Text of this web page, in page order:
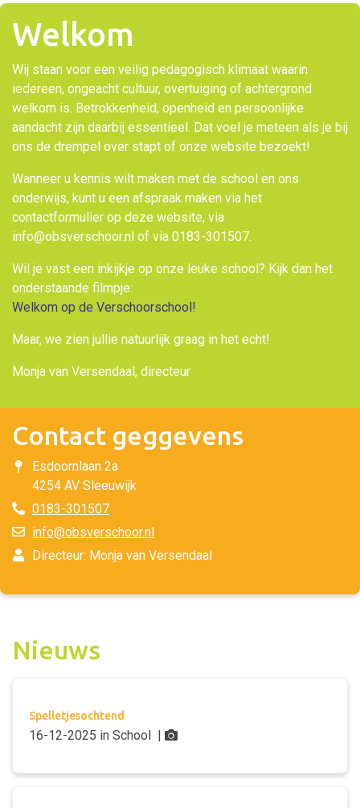
Welkom
Wij staan voor een veilig pedagogisch klimaat waarin
iedereen, ongeacht cultuur, overtuiging of achtergrond
welkom is. Betrokkenheid, openheid en persoonlijke
aandacht zijn daarbij essentieel. Dat voel je meteen als je bij
ons de drempel over stapt of onze website bezoekt!
Wanneer u kennis wilt maken met de school en ons
onderwijs, kunt u een afspraak maken via het
contactformulier op deze website, via
info@obsverschoor.nl of via 0183-301507.
Wil je vast een inkijkje op onze leuke school? Kijk dan het
onderstaande filmpje:
Welkom op de Verschoorschool!
Maar, we zien jullie natuurlijk graag in het echt!
Monja van Versendaal, directeur
Contact geggevens
Esdoornlaan 2a
4254 AV Sleeuwijk
0183-301507
info@obsverschoor.nl
Directeur: Monja van Versendaal
Nieuws
Spelletjesochtend
16-12-2025 in School |